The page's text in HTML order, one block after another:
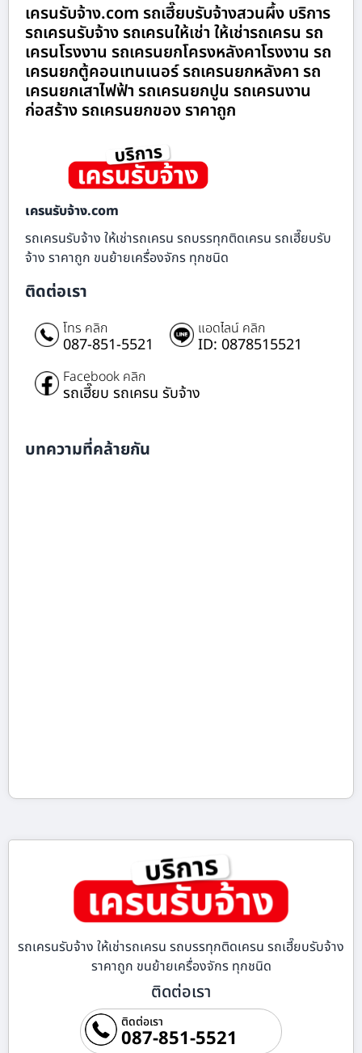
เครนรับจ้าง.com รถเฮี๊ยบรับจ้างสวนผึ้ง บริการ
รถเครนรับจ้าง รถเครนให้เช่า ให้เช่ารถเครน รถ
เครนโรงงาน รถเครนยกโครงหลังคาโรงงาน รถ
เครนยกตู้คอนเทนเนอร์ รถเครนยกหลังคา รถ
เครนยกเสาไฟฟ้า รถเครนยกปูน รถเครนงาน
ก่อสร้าง รถเครนยกของ ราคาถูก
เครนรับจ้าง.com
รถเครนรับจ้าง ให้เช่ารถเครน รถบรรทุกติดเครน รถเฮี๊ยบรับ
จ้าง ราคาถูก ขนย้ายเครื่องจักร ทุกชนิด
ติดต่อเรา
โทร คลิก
087-851-5521
แอดไลน์ คลิก
ID: 0878515521
Facebook คลิก
รถเฮี๊ยบ รถเครน รับจ้าง
บทความที่คล้ายกัน
รถเครนรับจ้าง ให้เช่ารถเครน รถบรรทุกติดเครน รถเฮี๊ยบรับจ้าง
ราคาถูก ขนย้ายเครื่องจักร ทุกชนิด
ติดต่อเรา
ติดต่อเรา
087-851-5521